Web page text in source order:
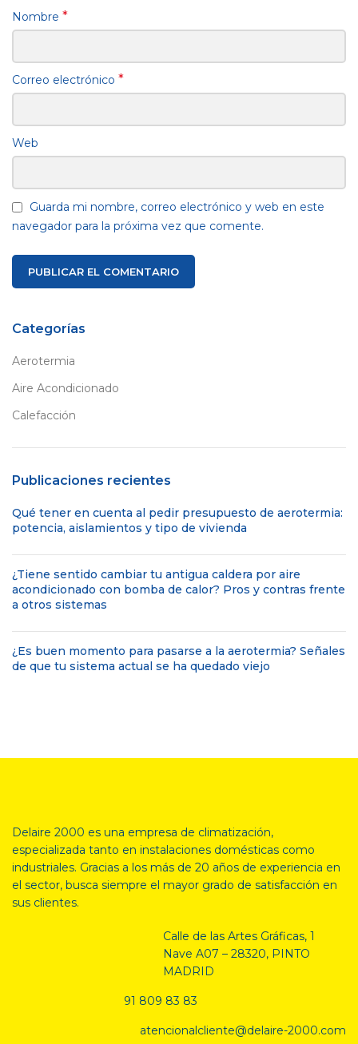
Nombre *
Correo electrónico *
Web
Guarda mi nombre, correo electrónico y web en este
navegador para la próxima vez que comente.
Categorías
Aerotermia
Aire Acondicionado
Calefacción
Publicaciones recientes
Qué tener en cuenta al pedir presupuesto de aerotermia:
potencia, aislamientos y tipo de vivienda
¿Tiene sentido cambiar tu antigua caldera por aire
acondicionado con bomba de calor? Pros y contras frente
a otros sistemas
¿Es buen momento para pasarse a la aerotermia? Señales
de que tu sistema actual se ha quedado viejo
Delaire 2000 es una empresa de climatización,
especializada tanto en instalaciones domésticas como
industriales. Gracias a los más de 20 años de experiencia en
el sector, busca siempre el mayor grado de satisfacción en
sus clientes.
Calle de las Artes Gráficas, 1
Nave A07 – 28320, PINTO
MADRID
91 809 83 83
atencionalcliente@delaire-2000.com